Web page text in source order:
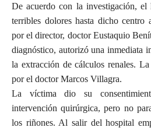
De acuerdo con la investigación, el
terribles dolores hasta dicho centro
por el director, doctor Eustaquio
diagnóstico, autorizó una inmediata
la extracción de cálculos renales.
por el doctor Marcos Villagra.
La víctima dio su
intervención quirúrgica, pero no
los riñones. Al salir del hospital